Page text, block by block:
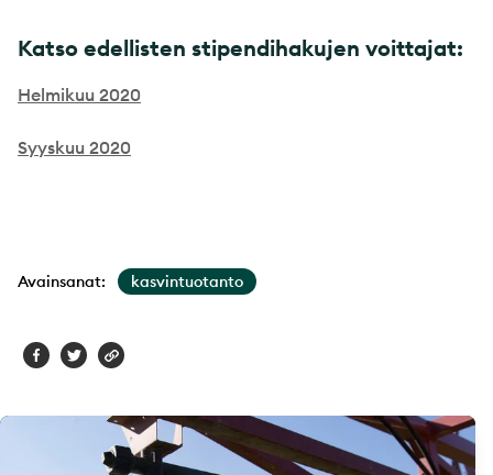
Katso edellisten stipendihakujen voittajat:
Helmikuu 2020
Syyskuu 2020
Avainsanat: kasvintuotanto